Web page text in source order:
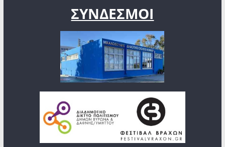
ΣΥΝΔΕΣΜΟΙ